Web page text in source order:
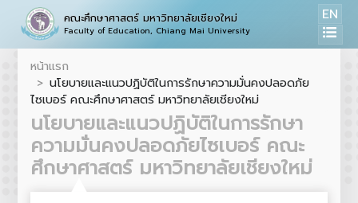
คณะศึกษาศาสตร์ มหาวิทยาลัยเชียงใหม่
Faculty of Education, Chiang Mai University
EN
หน้าแรก
นโยบายและแนวปฏิบัติในการรักษาความมั่นคงปลอดภัย
ไซเบอร์ คณะศึกษาศาสตร์ มหาวิทยาลัยเชียงใหม่
นโยบายและแนวปฏิบัติในการรักษา
ความมั่นคงปลอดภัยไซเบอร์ คณะ
ศึกษาศาสตร์ มหาวิทยาลัยเชียงใหม่